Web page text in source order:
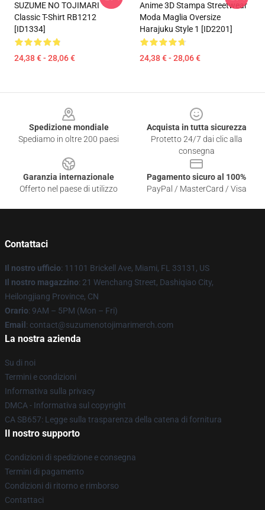
SUZUME NO TOJIMARI
Classic T-Shirt RB1212
[ID1334]
24,38 € - 28,06 €
Anime 3D Stampa Streetwear
Moda Maglia Oversize
Harajuku Style 1 [ID2201]
24,38 € - 28,06 €
Spedizione mondiale
Spediamo in oltre 200 paesi
Acquista in tutta sicurezza
Protetto 24/7 dai clic alla
consegna
Garanzia internazionale
Offerto nel paese di utilizzo
Pagamento sicuro al 100%
PayPal / MasterCard / Visa
Contattaci
Il nostro ufficio: 11101 Brickell Ave, Miami, FL 33131, US
Il nostro magazzino: 21 Wenchang Street, Dashiqiao City,
Heilongjiang Province, CN
Orario: 9AM – 5PM (Mon – Fri)
Email : contact@suzumenotojimarimerch.com
La nostra azienda
Su di noi
Termini e condizioni
Informativa sulla privacy
DMCA - Informativa sul copyright
CA SB657: Legge sulla trasparenza della catena di fornitura
Il nostro supporto
Condizioni di spedizione e consegna
Termini di pagamento
Condizioni di ritorno e rimborso
Contattaci